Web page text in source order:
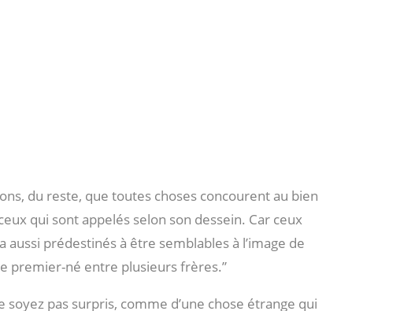
du reste, que toutes choses concourent au bien
qui sont appelés selon son dessein. Car ceux
aussi prédestinés à être semblables à l’image de
premier-né entre plusieurs frères.”
soyez pas surpris, comme d’une chose étrange qui